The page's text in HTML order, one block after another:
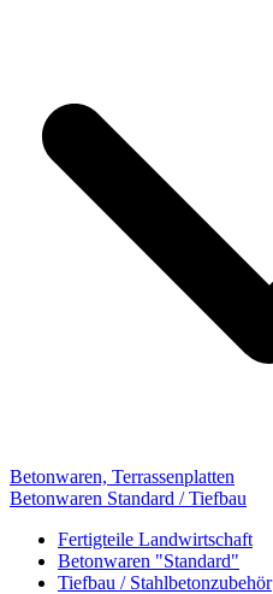
Betonwaren, Terrassenplatten
Betonwaren Standard / Tiefbau
Fertigteile Landwirtschaft
Betonwaren "Standard"
Tiefbau / Stahlbetonzubehör